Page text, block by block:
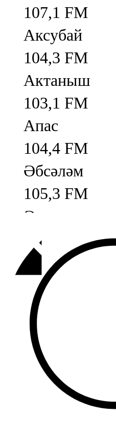
107,1 FM
Аксубай
104,3 FM
Актаныш
103,1 FM
Апас
104,4 FM
Әбсәләм
105,3 FM
Әлмәт
92,9 FM
Базарлы матак
107,1 FM
Балык бистәсе
104,9 FM
Баулы
107,5 FM
Биләр